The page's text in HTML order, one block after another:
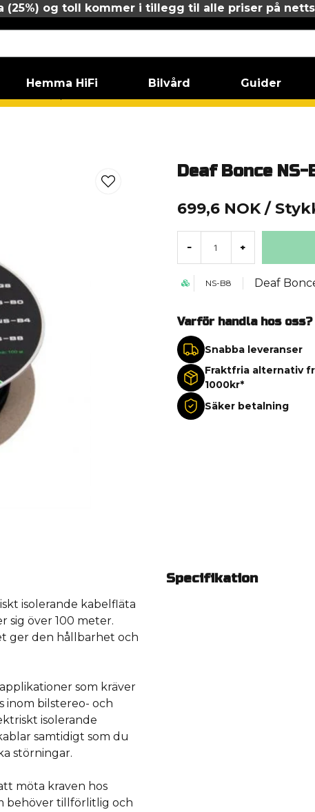
(25%) og toll kommer i tillegg til alle priser på
Hemma HiFi Bilvård Guider
Deaf Bonce
699,6 NOK /
- +
NS-B8 Deaf
Varför handla hos oss?
Snabba leveranser
Fraktfria alternativ
1000kr*
Säker betalning
isolerande kabelfläta
sig över 100 meter.
ger den hållbarhet och
som kräver
inom bilstereo- och
isolerande
samtidigt som du
störningar.
möta kraven hos
behöver tillförlitlig och
Specifikation